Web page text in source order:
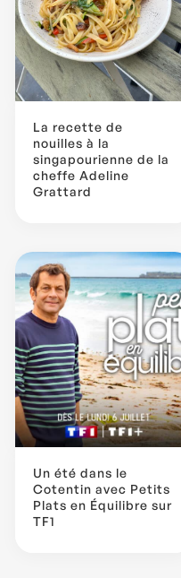
La recette de
nouilles à la
singapourienne de la
cheffe Adeline
Grattard
Un été dans le
Cotentin avec Petits
Plats en Équilibre sur
TF1